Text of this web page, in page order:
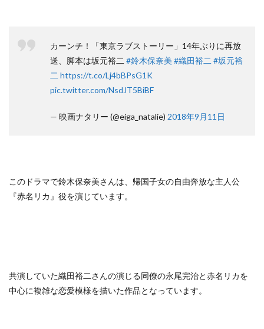
カーンチ！「東京ラブストーリー」14年ぶりに再放
送、脚本は坂元裕二#鈴木保奈美 #織田裕二#坂元裕
二https://t.co/Lj4bBPsG1K
pic.twitter.com/NsdJT5BiBF
— 映画ナタリー (@eiga_natalie) 2018年9月11日
このドラマで鈴木保奈美さんは、帰国子女の自由奔放な主人公
『赤名リカ』役を演じています。
共演していた織田裕二さんの演じる同僚の永尾完治と赤名リカを
中心に複雑な恋愛模様を描いた作品となっています。